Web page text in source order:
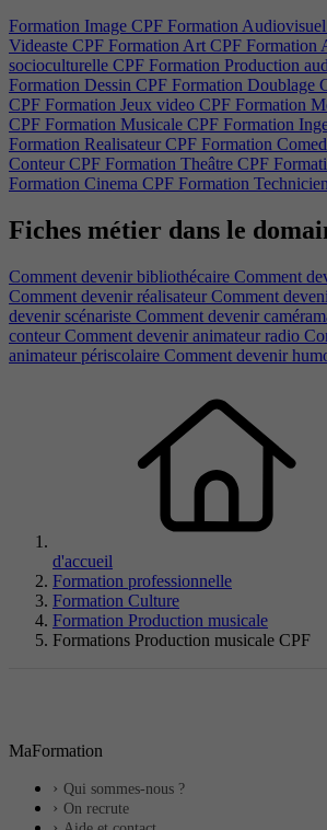
Formation Image CPF Formation
Videaste CPF Formation Art CPF Formation
socioculturelle CPF Formation Production
Formation Dessin CPF Formation Doublage
CPF Formation Jeux video CPF Formation
CPF Formation Musicale CPF Formation
Formation Realisateur CPF Formation
Conteur CPF Formation Theâtre CPF
Formation Cinema CPF Formation
Fiches métier dans le
Comment devenir bibliothécaire Comment
Comment devenir réalisateur Comment
devenir scénariste Comment devenir
conteur Comment devenir animateur radio
animateur périscolaire Comment devenir
d'accueil
Formation professionnelle
Formation Culture
Formation Production musicale
Formations Production musicale CPF
MaFormation
Qui sommes-nous ?
On recrute